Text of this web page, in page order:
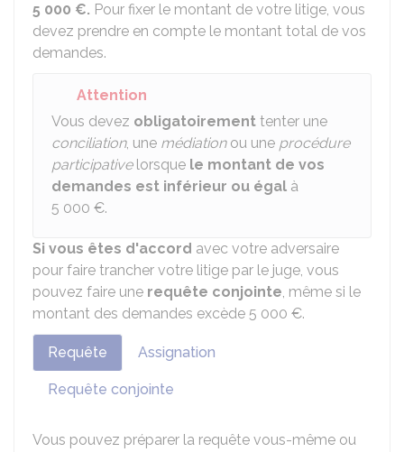
5 000 €. Pour fixer le montant de votre litige, vous
devez prendre en compte le montant total de vos
demandes.
Attention
Vous devez obligatoirement tenter une
conciliation, une médiationou une procédure
participativelorsque le montant de vos
demandes est inférieur ou égal à
5 000 €.
Si vous êtes d'accord avec votre adversaire
pour faire trancher votre litige par le juge, vous
pouvez faire une requête conjointe, même si le
montant des demandes excède 5 000 €.
Requête Assignation
Requête conjointe
Vous pouvez préparer la requête vous-même ou